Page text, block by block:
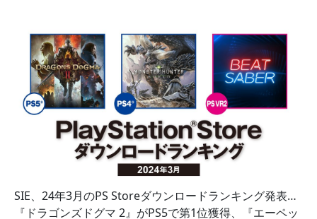
SIE、24年3月のPS Storeダウンロードランキング発表…
『ドラゴンズドグマ 2』がPS5で第1位獲得、『エーペッ